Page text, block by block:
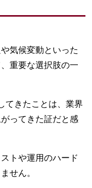
気候変動といった
重要な選択肢の一
てきたことは、業界
ってきた証だと感
トや運用のハード
せん。